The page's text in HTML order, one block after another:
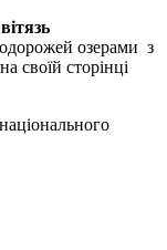
озерами з
своїй сторінці